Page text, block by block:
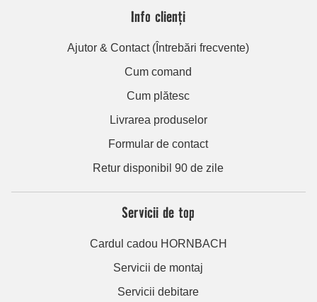
Info clienți
Ajutor & Contact (Întrebări frecvente)
Cum comand
Cum plătesc
Livrarea produselor
Formular de contact
Retur disponibil 90 de zile
Servicii de top
Cardul cadou HORNBACH
Servicii de montaj
Servicii debitare